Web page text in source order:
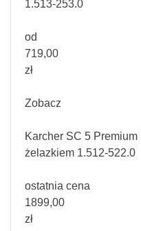
1.513-253.0
od
719,00
zł
Zobacz
Karcher SC 5
żelazkiem 1.512-522.0
ostatnia cena
1899,00
zł